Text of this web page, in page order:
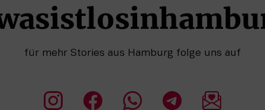
für mehr Stories aus Hamburg folge uns auf